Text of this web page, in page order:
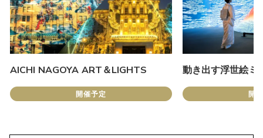
AICHI NAGOYA ART＆LIGHTS
開催予定
動き出す浮世絵ミ
開